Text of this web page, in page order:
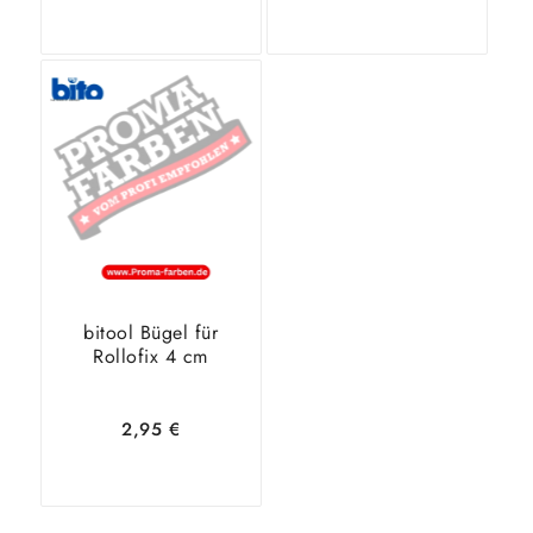
bitool Bügel für
Rollofix 4 cm
2,95 €